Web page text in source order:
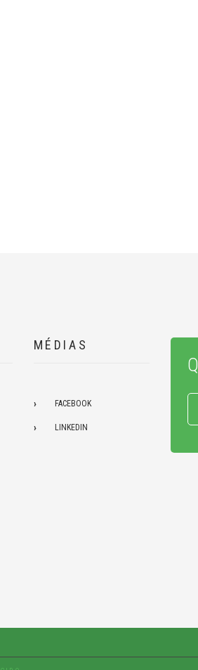
MÉDIAS
FACEBOOK
LINKEDIN